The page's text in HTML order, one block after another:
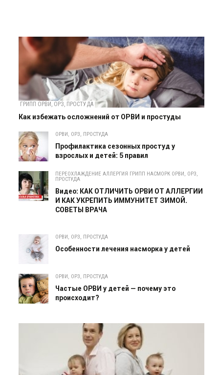
ГРИПП ОРВИ, ОРЗ, ПРОСТУДА
Как избежать осложнений от ОРВИ и простуды
ОРВИ, ОРЗ, ПРОСТУДА
Профилактика сезонных простуд у
взрослых и детей: 5 правил
ПЕРЕОХЛАЖДЕНИЕ АЛЛЕРГИЯ ГРИПП НАСМОРК ОРВИ, ОРЗ,
ПРОСТУДА
Видео: КАК ОТЛИЧИТЬ ОРВИ ОТ АЛЛЕРГИИ
И КАК УКРЕПИТЬ ИММУНИТЕТ ЗИМОЙ.
СОВЕТЫ ВРАЧА
ОРВИ, ОРЗ, ПРОСТУДА
Особенности лечения насморка у детей
ОРВИ, ОРЗ, ПРОСТУДА
Частые ОРВИ у детей — почему это
происходит?